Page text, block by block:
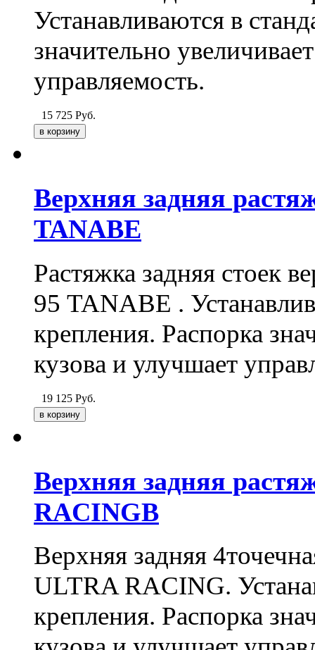
Устанавливаются в
значительно
управляемость.
15 725 Руб.
Верхняя задняя
TANABE
Растяжка задняя стоек
95 TANABE .
крепления. Распорка
кузова и улучшает
19 125 Руб.
Верхняя задняя
RACINGВ
Верхняя задняя
ULTRA RACING.
крепления. Распорка